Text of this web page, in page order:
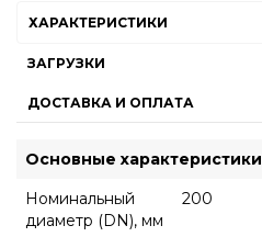
ХАРАКТЕРИСТИКИ
ЗАГРУЗКИ
ДОСТАВКА И ОПЛАТА
Основные характеристики
Номинальный
диаметр (DN), мм
200